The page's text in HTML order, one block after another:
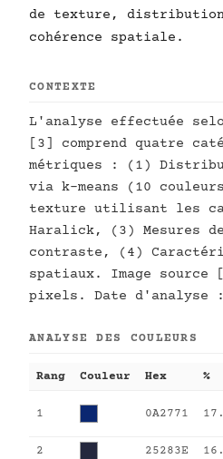
de texture,
cohérence spatiale.
CONTEXTE
L'analyse effectuée selon
[3] comprend quatre
métriques : (1)
via k-means (10
texture utilisant les
Haralick, (3) Mesures
contraste, (4)
spatiaux. Image source
pixels. Date d'analyse :
ANALYSE DES COULEURS
Rang Couleur Hex %
1 0A2771
2 25283E